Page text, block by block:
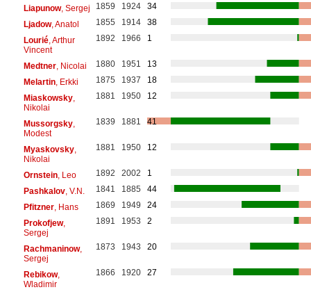
Liapunow, Sergej 1859 1924
34
Ljadow, Anatol 1855 1914
38
Lourié, Arthur
Vincent
1892 1966 1
Medtner, Nicolai 1880 1951
13
Melartin, Erkki 1875 1937
18
Miaskowsky,
Nikolai
1881 1950 12
Mussorgsky,
Modest
1839 1881 41
Myaskovsky,
Nikolai
1881 1950 12
Ornstein, Leo 1892 2002
1
Pashkalov, V.N. 1841 1885
44
Pfitzner, Hans 1869 1949
24
Prokofjew,
Sergej
1891 1953 2
Rachmaninow,
Sergej
1873 1943 20
Rebikow,
Wladimir
1866 1920 27